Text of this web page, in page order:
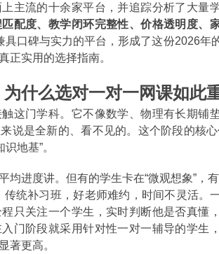
主流的十余家平台，并追踪分析了大量
配度、教学闭环完整性、价格透明度、
口碑与实力的平台，形成了这份2026年
正实用的选择指南。
什么选对一对一网课如此
这门学科。它不像数学、物理有长期铺
说是全新的、看不见的。这个阶段的核心
地基”。
均进度讲。但有的学生卡在“微观想象”，
传统补习班，好老师难约，时间不灵活。
只关注一个学生，实时判断他是否真懂
门阶段就采用针对性一对一辅导的学生
著更高。